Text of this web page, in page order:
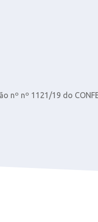
nº nº 1121/19 do